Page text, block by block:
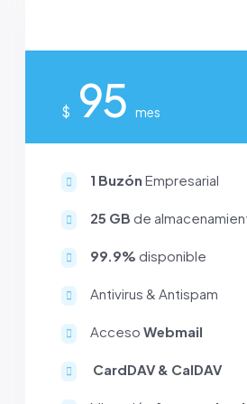
$ 95 mes
1 Buzón Empresarial
25 GB de
99.9% disponible
Antivirus & Antispam
Acceso Webmail
CardDAV & CalDAV